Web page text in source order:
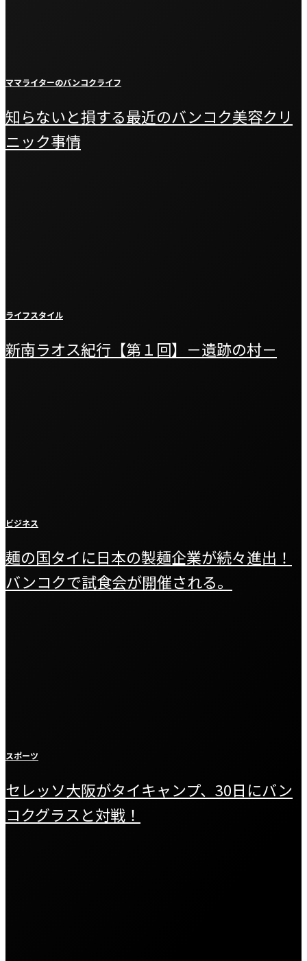
ママライターのバンコクライフ
知らないと損する最近のバンコク美容クリ
ニック事情
ライフスタイル
新南ラオス紀行【第１回】－遺跡の村－
ビジネス
麺の国タイに日本の製麺企業が続々進出！
バンコクで試食会が開催される。
スポーツ
セレッソ大阪がタイキャンプ、30日にバン
コクグラスと対戦！